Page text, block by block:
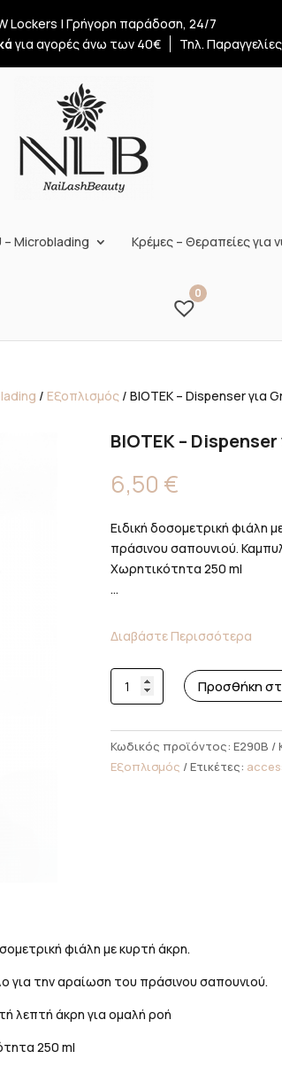
Lockers | Γρήγορη παράδοση, 24/7
για αγορές άνω των 40€ Τηλ.
– Microblading Κρέμες – Θεραπείες για
0
/ Εξοπλισμός / BIOTEK – Dispenser για
BIOTEK –
6,50 €
Ειδική δοσομετρική φιάλη
πράσινου σαπουνιού.
Χωρητικότητα 250 ml
...
Διαβάστε Περισσότερα
BIOTEK
-
Προσθήκη
Κωδικός προϊόντος: E290B
Εξοπλισμός
Ετικέτες:
φιάλη με κυρτή άκρη.
για την αραίωση του πράσινου σαπουνιού.
λεπτή άκρη για ομαλή ροή
250 ml